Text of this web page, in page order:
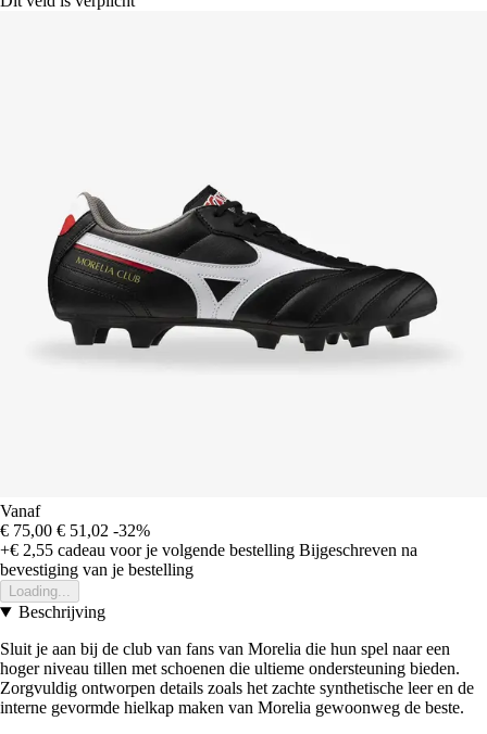
Vanaf
€ 75,00 € 51,02 -32%
+€ 2,55 cadeau voor je volgende bestelling Bijgeschreven na
bevestiging van je bestelling
Loading...
Beschrijving
Sluit je aan bij de club van fans van Morelia die hun spel naar een
hoger niveau tillen met schoenen die ultieme ondersteuning bieden.
Zorgvuldig ontworpen details zoals het zachte synthetische leer en de
interne gevormde hielkap maken van Morelia gewoonweg de beste.